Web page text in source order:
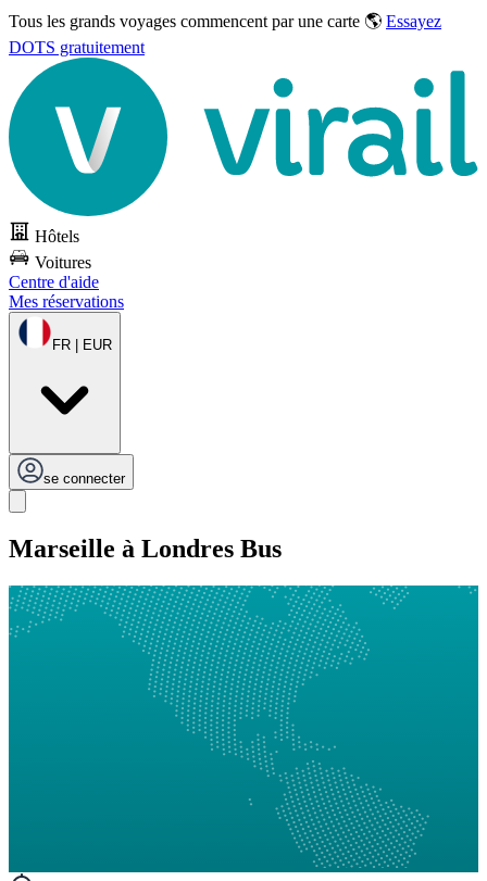
Tous les grands voyages commencent par une carte 🌎 Essayez
DOTS gratuitement
Hôtels
Voitures
Centre d'aide
Mes réservations
FR | EUR
se connecter
Marseille à Londres Bus